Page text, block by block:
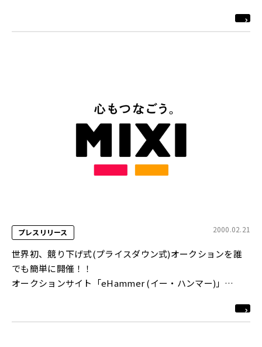
プレスリリース 2000.02.21
世界初、競り下げ式(プライスダウン式)オークションを誰
でも簡単に開催！！
オークションサイト「eHammer (イー・ハンマー)」